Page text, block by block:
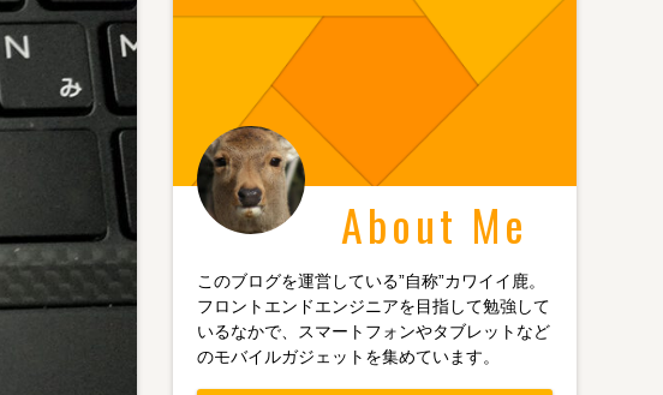
About Me
このブログを運営している”自称”カワイイ鹿。
フロントエンドエンジニアを目指して勉強して
いるなかで、スマートフォンやタブレットなど
のモバイルガジェットを集めています。